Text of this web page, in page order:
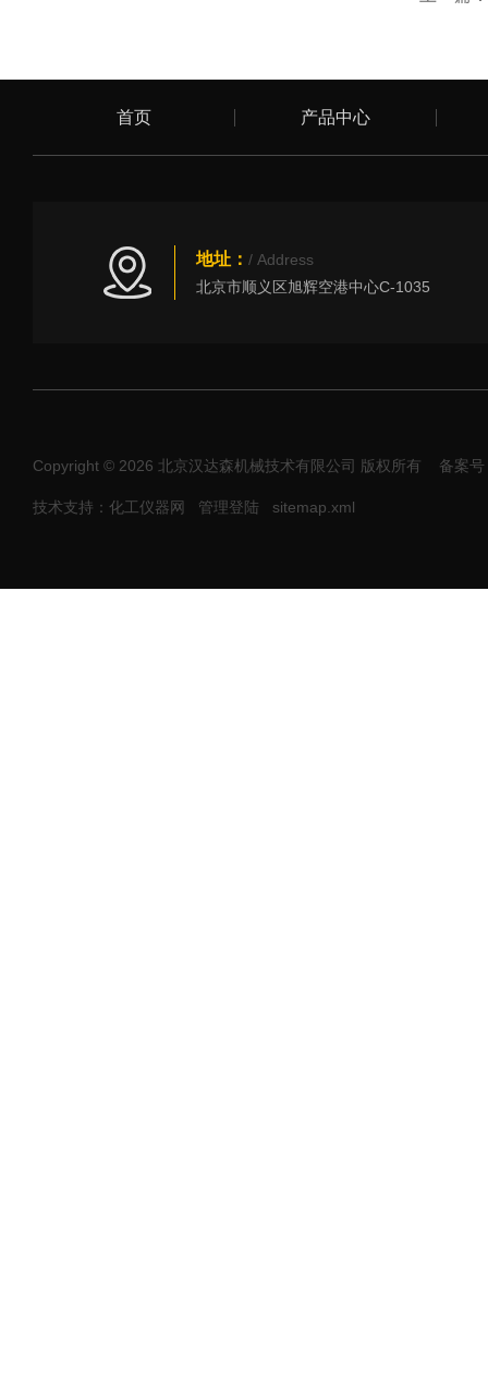
首页 产品中心
地址： / Address
北京市顺义区旭辉空港中心C-1035
Copyright © 2026 北京汉达森机械技术有限公司 版权所有 备案
技术支持：化工仪器网 管理登陆 sitemap.xml